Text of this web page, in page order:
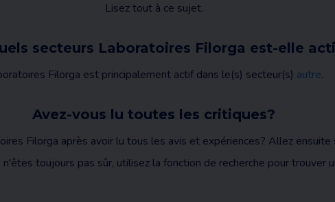
Lisez tout à ce sujet.
secteurs Laboratoires Filorga est-elle
Filorga est principalement actif dans le(s) secteur(s) autre.
Avez-vous lu toutes les critiques?
Filorga après avoir lu tous les avis et expériences? Allez ensuite
toujours pas sûr, utilisez la fonction de recherche pour trouver